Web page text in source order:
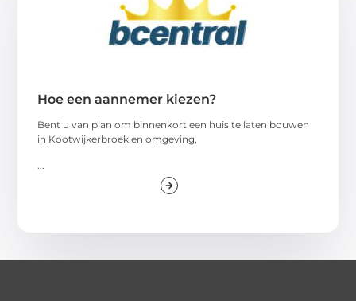
Hoe een aannemer kiezen?
Bent u van plan om binnenkort een huis te laten bouwen
in Kootwijkerbroek en omgeving,